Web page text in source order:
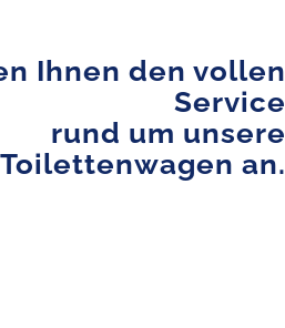
Ihnen den vollen
Service
rund um unsere
Toilettenwagen an.